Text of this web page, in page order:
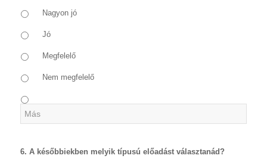
Nagyon jó
Jó
Megfelelő
Nem megfelelő
6. A későbbiekben melyik típusú előadást választanád?